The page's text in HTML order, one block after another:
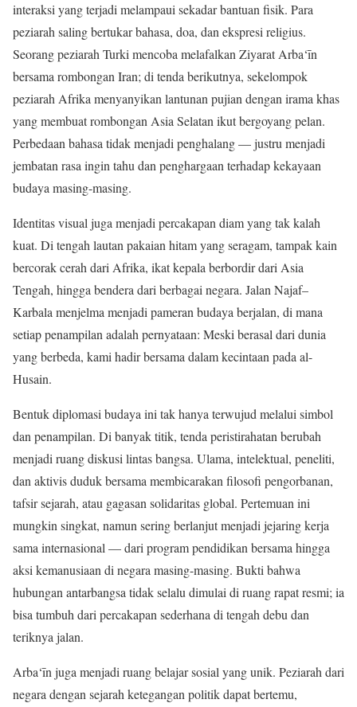
interaksi yang terjadi melampaui sekadar bantuan fisik. Para
peziarah saling bertukar bahasa, doa, dan ekspresi religius.
Seorang peziarah Turki mencoba melafalkan Ziyarat Arba‘īn
bersama rombongan Iran; di tenda berikutnya, sekelompok
peziarah Afrika menyanyikan lantunan pujian dengan irama khas
yang membuat rombongan Asia Selatan ikut bergoyang pelan.
Perbedaan bahasa tidak menjadi penghalang — justru menjadi
jembatan rasa ingin tahu dan penghargaan terhadap kekayaan
budaya masing-masing.
Identitas visual juga menjadi percakapan diam yang tak kalah
kuat. Di tengah lautan pakaian hitam yang seragam, tampak kain
bercorak cerah dari Afrika, ikat kepala berbordir dari Asia
Tengah, hingga bendera dari berbagai negara. Jalan Najaf–
Karbala menjelma menjadi pameran budaya berjalan, di mana
setiap penampilan adalah pernyataan: Meski berasal dari dunia
yang berbeda, kami hadir bersama dalam kecintaan pada al-
Husain.
Bentuk diplomasi budaya ini tak hanya terwujud melalui simbol
dan penampilan. Di banyak titik, tenda peristirahatan berubah
menjadi ruang diskusi lintas bangsa. Ulama, intelektual, peneliti,
dan aktivis duduk bersama membicarakan filosofi pengorbanan,
tafsir sejarah, atau gagasan solidaritas global. Pertemuan ini
mungkin singkat, namun sering berlanjut menjadi jejaring kerja
sama internasional — dari program pendidikan bersama hingga
aksi kemanusiaan di negara masing-masing. Bukti bahwa
hubungan antarbangsa tidak selalu dimulai di ruang rapat resmi; ia
bisa tumbuh dari percakapan sederhana di tengah debu dan
teriknya jalan.
Arba‘īn juga menjadi ruang belajar sosial yang unik. Peziarah dari
negara dengan sejarah ketegangan politik dapat bertemu,